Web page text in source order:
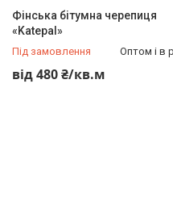
Фінська бітумна черепиця
«Katepal»
Під замовлення Оптом і в
від 480 ₴/кв.м